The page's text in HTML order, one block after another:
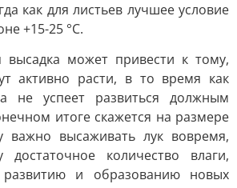
как для листьев лучшее условие
+15-25 °C.
высадка может привести к тому,
активно расти, в то время как
не успеет развиться должным
итоге скажется на размере
важно высаживать лук вовремя,
достаточное количество влаги,
развитию и образованию новых